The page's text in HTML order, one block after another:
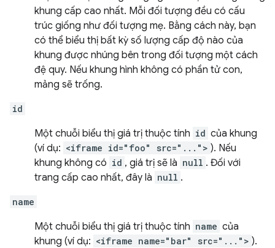
khung cấp cao nhất. Mỗi đối tượng đều có cấu
trúc giống như đối tượng mẹ. Bằng cách này, bạn
có thể biểu thị bất kỳ số lượng cấp độ nào của
khung được nhúng bên trong đối tượng một cách
đệ quy. Nếu khung hình không có phần tử con,
mảng sẽ trống.
id
Một chuỗi biểu thị giá trị thuộc tính id của khung
(ví dụ: <iframe id="foo" src="..."> ). Nếu
khung không có id , giá trị sẽ là null . Đối với
trang cấp cao nhất, đây là null .
name
Một chuỗi biểu thị giá trị thuộc tính name của
khung (ví dụ: <iframe name="bar" src="..."> ).